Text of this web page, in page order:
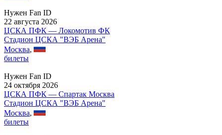
Нужен Fan ID
22 августа 2026
ЦСКА ПФК — Локомотив ФК
Стадион ЦСКА "ВЭБ Арена"
Москва,
билеты
Нужен Fan ID
24 октября 2026
ЦСКА ПФК — Спартак Москва
Стадион ЦСКА "ВЭБ Арена"
Москва,
билеты